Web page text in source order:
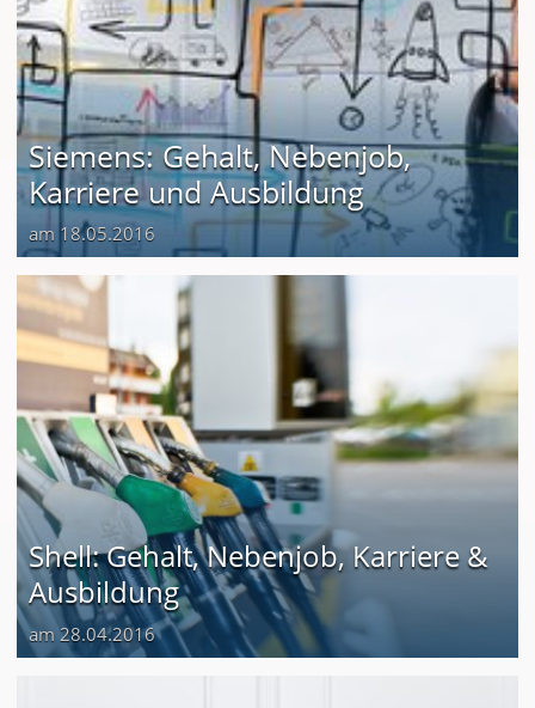
Siemens: Gehalt, Nebenjob,
Karriere und Ausbildung
am 18.05.2016
Shell: Gehalt, Nebenjob, Karriere &
Ausbildung
am 28.04.2016